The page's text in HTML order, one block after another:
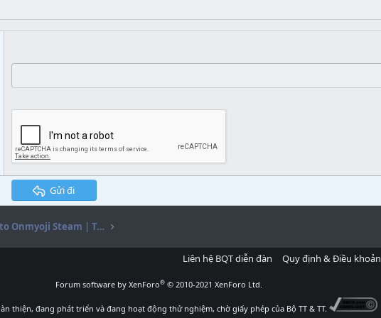
Gửi đi
[FREE] Onmyoji bot | Auto Onmyoji Steam | Tool Onmyoji | Tự động farm hột Onmyoji
Liên hệ BQT diễn đàn Quy định & Điều khoản
Forum software by XenForo® © 2010-2021 XenForo Ltd.
thiện, đang phát triển và đang hoạt động thử nghiệm, chờ giấy phép của Bộ TT & TT.